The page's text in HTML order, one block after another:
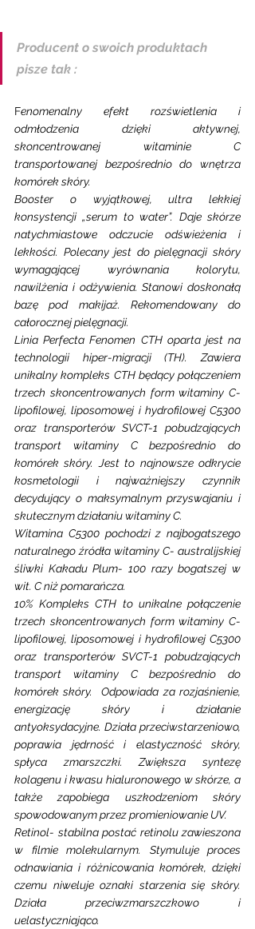
Producent o swoich produktach
pisze tak :
Fenomenalny efekt rozświetlenia i
odmłodzenia dzięki aktywnej,
skoncentrowanej witaminie C
transportowanej bezpośrednio do wnętrza
komórek skóry.
Booster o wyjątkowej, ultra lekkiej
konsystencji „serum to water”. Daje skórze
natychmiastowe odczucie odświeżenia i
lekkości. Polecany jest do pielęgnacji skóry
wymagającej wyrównania kolorytu,
nawilżenia i odżywienia. Stanowi doskonałą
bazę pod makijaż. Rekomendowany do
całorocznej pielęgnacji.
Linia Perfecta Fenomen CTH oparta jest na
technologii hiper-migracji (TH). Zawiera
unikalny kompleks CTH będący połączeniem
trzech skoncentrowanych form witaminy C-
lipofilowej, liposomowej i hydrofilowej C5300
oraz transporterów SVCT-1 pobudzających
transport witaminy C bezpośrednio do
komórek skóry. Jest to najnowsze odkrycie
kosmetologii i najważniejszy czynnik
decydujący o maksymalnym przyswajaniu i
skutecznym działaniu witaminy C.
Witamina C5300 pochodzi z najbogatszego
naturalnego źródła witaminy C- australijskiej
śliwki Kakadu Plum- 100 razy bogatszej w
wit. C niż pomarańcza.
10% Kompleks CTH to unikalne połączenie
trzech skoncentrowanych form witaminy C-
lipofilowej, liposomowej i hydrofilowej C5300
oraz transporterów SVCT-1 pobudzających
transport witaminy C bezpośrednio do
komórek skóry.  Odpowiada za rozjaśnienie,
energizację skóry i działanie
antyoksydacyjne. Działa przeciwstarzeniowo,
poprawia jędrność i elastyczność skóry,
spłyca zmarszczki. Zwiększa syntezę
kolagenu i kwasu hialuronowego w skórze, a
także zapobiega uszkodzeniom skóry
spowodowanym przez promieniowanie UV.
Retinol- stabilna postać retinolu zawieszona
w filmie molekularnym. Stymuluje proces
odnawiania i różnicowania komórek, dzięki
czemu niweluje oznaki starzenia się skóry.
Działa przeciwzmarszczkowo i
uelastyczniająco.